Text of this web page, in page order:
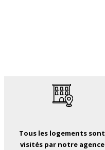
Tous les logements sont
visités par notre agence